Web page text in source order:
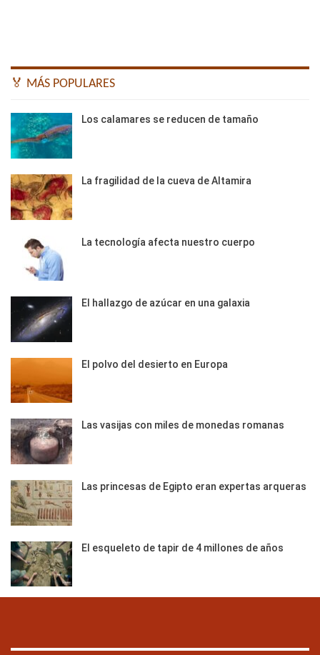
🏅 MÁS POPULARES
Los calamares se reducen de tamaño
La fragilidad de la cueva de Altamira
La tecnología afecta nuestro cuerpo
El hallazgo de azúcar en una galaxia
El polvo del desierto en Europa
Las vasijas con miles de monedas romanas
Las princesas de Egipto eran expertas arqueras
El esqueleto de tapir de 4 millones de años